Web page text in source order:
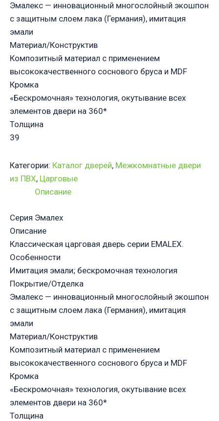
Эмалекс — инновационный многослойный экошпон
с защитным слоем лака (Германия), имитация
эмали
Материал/Конструктив
Композитный материал с применением
высококачественного соснового бруса и MDF
Кромка
«Бескромочная» технология, окутывание всех
элементов двери на 360*
Толщина
39
Категории: Каталог дверей, Межкомнатные двери
из ПВХ, Царговые
Описание
Серия Эмалех
Описание
Классическая царговая дверь cерии EMALEX.
Особенности
Имитация эмали; бескромочная технология
Покрытие/Отделка
Эмалекс — инновационный многослойный экошпон
с защитным слоем лака (Германия), имитация
эмали
Материал/Конструктив
Композитный материал с применением
высококачественного соснового бруса и MDF
Кромка
«Бескромочная» технология, окутывание всех
элементов двери на 360*
Толщина